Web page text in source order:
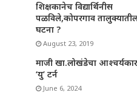
शिक्षकानेच विद्यार्थिनीस
पळविले,कोपरगाव
घटना ?
August 23, 2019
माजी खा.लोखंडेचा
‘यु’ टर्न
June 6, 2024